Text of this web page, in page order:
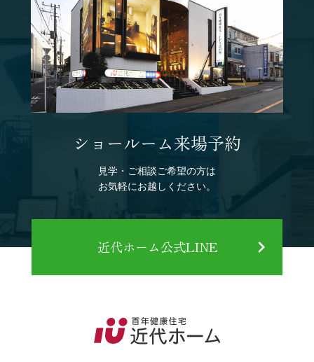
ショールーム来場予約
見学・ご相談ご希望の方は
お気軽にお越しください。
近代ホーム公式LINE